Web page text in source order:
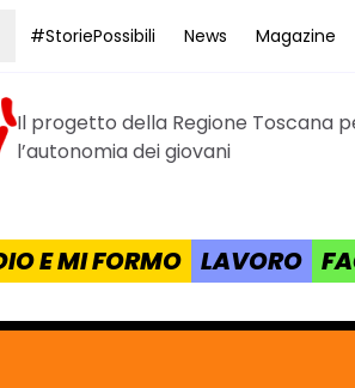
#StoriePossibili News Magazine
Toscana
Il progetto della Regione Toscana
l’autonomia dei giovani
E MI FORMO LAVORO